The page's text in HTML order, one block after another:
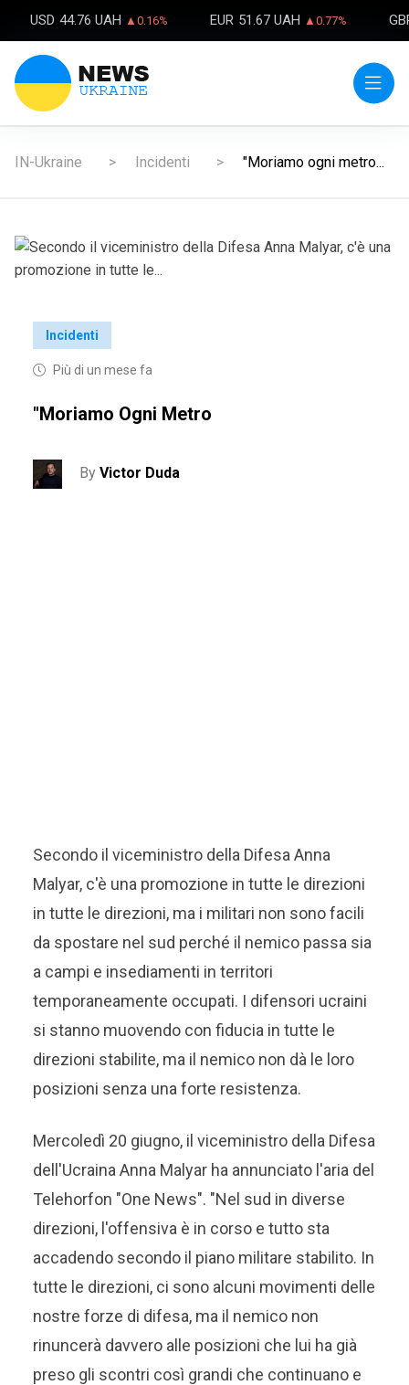
USD 44.76 UAH ▲0.16% EUR 51.67 UAH ▲0.77%
IN-Ukraine Incidenti "Moriamo ogni metro...
Incidenti
Più di un mese fa
"Moriamo Ogni Metro
ByVictor Duda
Secondo il viceministro della Difesa Anna
Malyar, c'è una promozione in tutte le direzioni
in tutte le direzioni, ma i militari non sono facili
da spostare nel sud perché il nemico passa sia
a campi e insediamenti in territori
temporaneamente occupati. I difensori ucraini
si stanno muovendo con fiducia in tutte le
direzioni stabilite, ma il nemico non dà le loro
posizioni senza una forte resistenza.
Mercoledì 20 giugno, il viceministro della Difesa
dell'Ucraina Anna Malyar ha annunciato l'aria del
Telehorfon "One News". "Nel sud in diverse
direzioni, l'offensiva è in corso e tutto sta
accadendo secondo il piano militare stabilito. In
tutte le direzioni, ci sono alcuni movimenti delle
nostre forze di difesa, ma il nemico non
rinuncerà davvero alle posizioni che lui ha già
preso gli scontri così grandi che continuano e